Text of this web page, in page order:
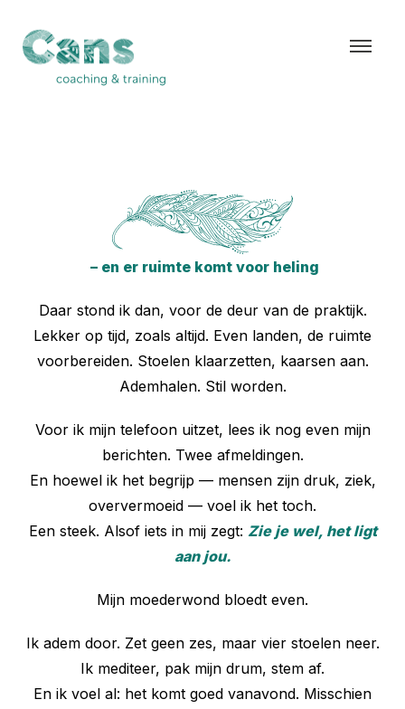
– en er ruimte komt voor heling
Daar stond ik dan, voor de deur van de praktijk.
Lekker op tijd, zoals altijd. Even landen, de ruimte
voorbereiden. Stoelen klaarzetten, kaarsen aan.
Ademhalen. Stil worden.
Voor ik mijn telefoon uitzet, lees ik nog even mijn
berichten. Twee afmeldingen.
En hoewel ik het begrijp — mensen zijn druk, ziek,
oververmoeid — voel ik het toch.
Een steek. Alsof iets in mij zegt: Zie je wel, het ligt
aan jou.
Mijn moederwond bloedt even.
Ik adem door. Zet geen zes, maar vier stoelen neer.
Ik mediteer, pak mijn drum, stem af.
En ik voel al: het komt goed vanavond. Misschien